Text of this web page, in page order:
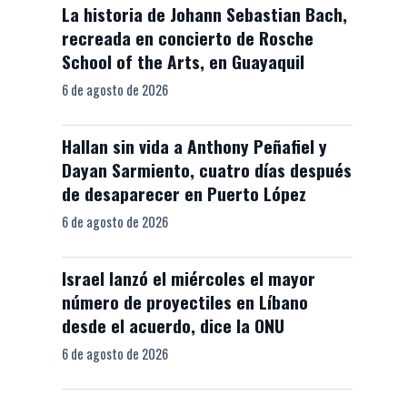
La historia de Johann Sebastian Bach,
recreada en concierto de Rosche
School of the Arts, en Guayaquil
6 de agosto de 2026
Hallan sin vida a Anthony Peñafiel y
Dayan Sarmiento, cuatro días después
de desaparecer en Puerto López
6 de agosto de 2026
Israel lanzó el miércoles el mayor
número de proyectiles en Líbano
desde el acuerdo, dice la ONU
6 de agosto de 2026